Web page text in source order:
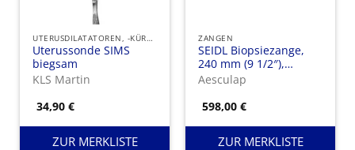
UTERUSDILATATOREN, -KÜRETTEN UND UTERUSSONDEN
Uterussonde SIMS
biegsam
KLS Martin
34,90€
ZUR MERKLISTE
ZANGEN
SEIDL Biopsiezange,
240 mm (9 1/2″),
Durchm. 2 mm,
bajonettförmig
Aesculap
598,00€
ZUR MERKLISTE